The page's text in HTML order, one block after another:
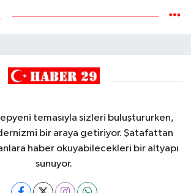
temasıyla sizleri buluştururken,
bir araya getiriyor. Şatafattan
haber okuyabilecekleri bir altyapı
sunuyor.